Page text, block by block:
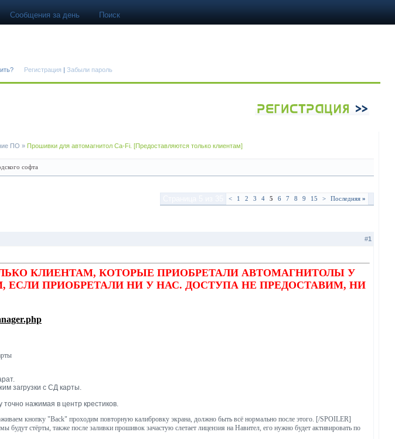
Сообщения за день Поиск
Регистрация | Забыли пароль
ПО » Прошивки для автомагнитол Ca-Fi. [Предоставляются только клиентам]
софта
< 1 2 3 4 5 6 7 8 9 15 > Последняя »
#1
КЛИЕНТАМ, КОТОРЫЕ ПРИОБРЕТАЛИ АВТОМАГНИТОЛЫ У
ЕСЛИ ПРИОБРЕТАЛИ НИ У НАС. ДОСТУПА НЕ ПРЕДОСТАВИМ, НИ
загрузки с СД карты.
нажимая в центр крестиков.
кнопку "Back" проходим повторную калибровку экрана, должно быть всё нормально после этого. [/SPOILER]
также после заливки прошивок зачастую слетает лицензия на Навител, его нужно будет активировать по